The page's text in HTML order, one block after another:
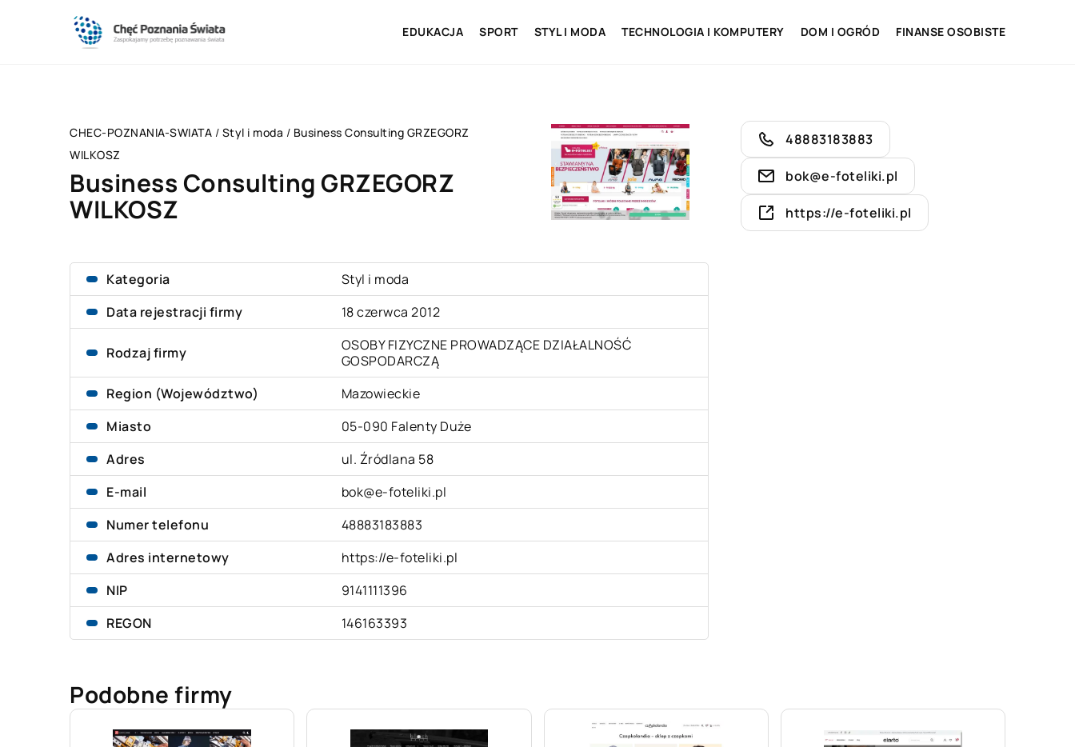
EDUKACJA SPORT STYL I MODA TECHNOLOGIA I KOMPUTERY DOM I OGRÓD FINANSE OSOBISTE
CHEC-POZNANIA-SWIATA / Styl i moda / Business Consulting GRZEGORZ
WILKOSZ
Business Consulting GRZEGORZ
WILKOSZ
Kategoria
Styl i moda
Data rejestracji firmy
18 czerwca 2012
Rodzaj firmy
OSOBY FIZYCZNE PROWADZĄCE DZIAŁALNOŚĆ
GOSPODARCZĄ
Region (Województwo)
Mazowieckie
Miasto
05-090 Falenty Duże
Adres
ul. Źródlana 58
E-mail
bok@e-foteliki.pl
Numer telefonu
48883183883
Adres internetowy
https://e-foteliki.pl
NIP
9141111396
REGON
146163393
48883183883
bok@e-foteliki.pl
https://e-foteliki.pl
Podobne firmy